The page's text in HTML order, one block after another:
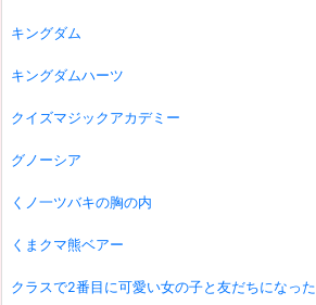
キングダム
キングダムハーツ
クイズマジックアカデミー
グノーシア
くノ一ツバキの胸の内
くまクマ熊ベアー
クラスで2番目に可愛い女の子と友だちになった